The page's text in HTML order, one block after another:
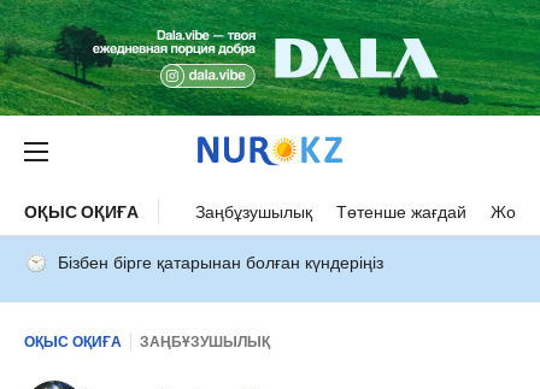
ОҚЫС ОҚИҒА Заңбұзушылық Төтенше жағдай Жол
Бізбен бірге қатарынан болған күндеріңіз
ОҚЫС ОҚИҒА ЗАҢБҰЗУШЫЛЫҚ